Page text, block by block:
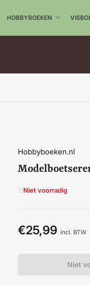
HOBBYBOEKEN
Hobbyboeken.nl
Niet voorradig
Normale
€25,99 incl. BTW
Niet